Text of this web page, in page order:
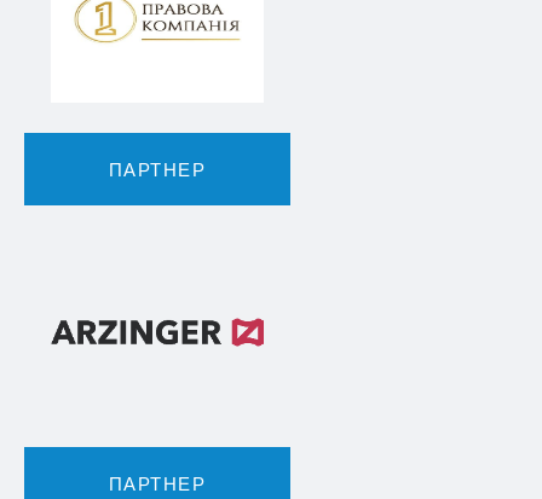
ПАРТНЕР
ПАРТНЕР